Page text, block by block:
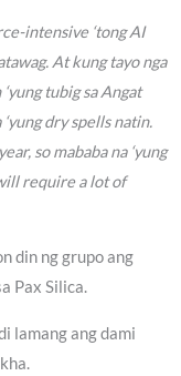
intensive ‘tong AI
At kung tayo nga
tubig sa Angat
dry spells natin.
so mababa na ‘yung
require a lot of
din ng grupo ang
Pax Silica.
lamang ang dami